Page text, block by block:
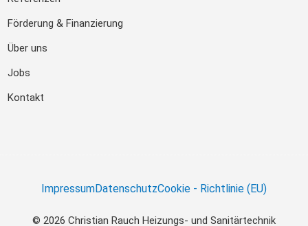
Förderung & Finanzierung
Über uns
Jobs
Kontakt
ImpressumDatenschutzCookie - Richtlinie (EU)
© 2026 Christian Rauch Heizungs- und Sanitärtechnik